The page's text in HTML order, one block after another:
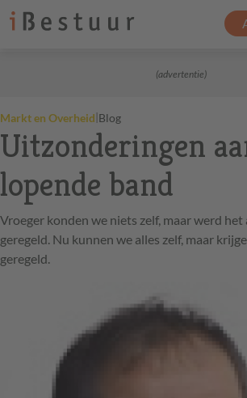
(advertentie)
Markt en Overheid|Blog
Uitzonderingen
lopende band
Vroeger konden we niets zelf, maar werd
geregeld. Nu kunnen we alles zelf, maar
geregeld.